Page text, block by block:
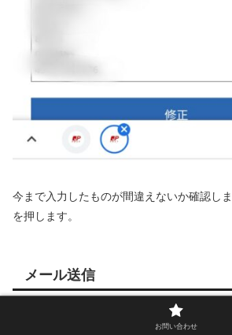
今まで入力したものが間違えないか確認し
を押します。
メール送信
お問い合わせ